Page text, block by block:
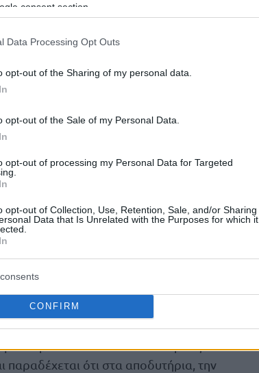
consent section.
Data Processing Opt Outs
opt-out of the Sharing of my personal data.
opt-out of the Sale of my Personal Data.
opt-out of processing my Personal Data for Targeted
opt-out of Collection, Use, Retention, Sale, and/or Sharing
Data that Is Unrelated with the Purposes for which it
CONFIRM
και η χειρονομία
εικόνες της περσινής σεζόν: Το
στοFinal Fourτου Άμπου Ντάμπι και τη
του
γενναία “βουτιά” στο παρελθόν του. Το
μπάσκετ, αλλά και η απογοήτεση της
την πορτοκαλί μπάλα.
και το φαγητό
του και να διοργανώσει ένα μπασκετικό
και το αγαπημένο του χόμπι, το
δώρα που δέχεται κατά καιρούς από
παραδέχεται ότι στα αποδυτήρια, την